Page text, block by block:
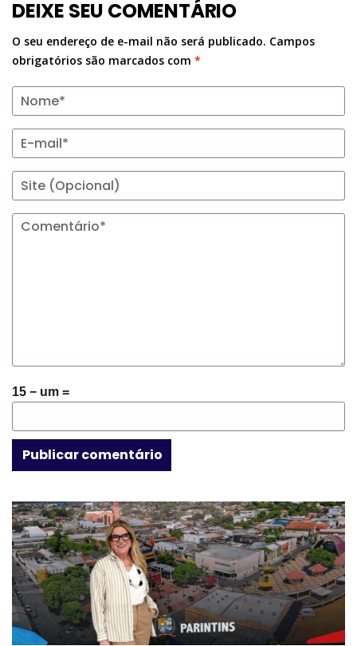
DEIXE SEU COMENTÁRIO
O seu endereço de e-mail não será publicado. Campos
obrigatórios são marcados com *
15 − um =